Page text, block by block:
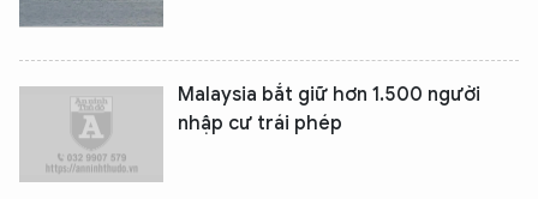
Malaysia bắt giữ hơn 1.500 người
nhập cư trái phép
XIN CHÀO,
TÔI LÀ CHATBOT CỦA